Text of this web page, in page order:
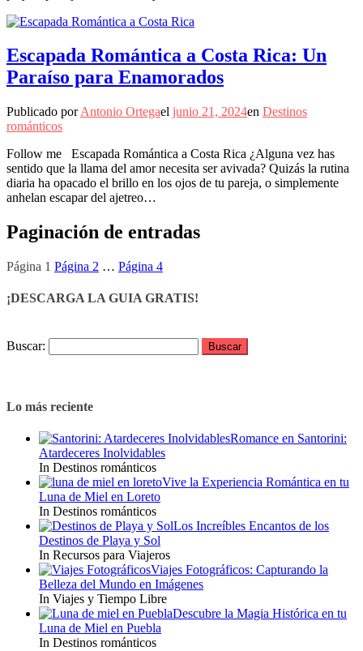
Escapada Romántica a Costa Rica: Un
Paraíso para Enamorados
Publicado porAntonio Ortegael junio 21, 2024en Destinos
románticos
Follow me Escapada Romántica a Costa Rica ¿Alguna vez has
sentido que la llama del amor necesita ser avivada? Quizás la rutina
diaria ha opacado el brillo en los ojos de tu pareja, o simplemente
anhelan escapar del ajetreo…
Paginación de entradas
Página 1 Página 2 … Página 4
¡DESCARGA LA GUIA GRATIS!
Buscar:
Lo más reciente
Romance en Santorini:
Atardeceres Inolvidables
In Destinos románticos
Vive la Experiencia Romántica en tu
Luna de Miel en Loreto
In Destinos románticos
Los Increíbles Encantos de los
Destinos de Playa y Sol
In Recursos para Viajeros
Viajes Fotográficos: Capturando la
Belleza del Mundo en Imágenes
In Viajes y Tiempo Libre
Descubre la Magia Histórica en tu
Luna de Miel en Puebla
In Destinos románticos